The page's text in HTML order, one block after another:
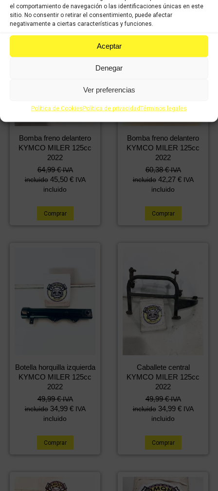
el comportamiento de navegación o las identificaciones únicas en este
sitio. No consentir o retirar el consentimiento, puede afectar
negativamente a ciertas características y funciones.
Aceptar
Denegar
Ver preferencias
Política de CookiesPolítica de privacidadTérminos legales
Bomba freno delantero
KYMCO MILER 125cc
2022
64,99€ IVA
incluido 45,50 € IVA
incluido
Comprar
Bomba freno delantero
KYMCO MILER 125cc
2022
60,38€ IVA
incluido 42,27 € IVA
incluido
Comprar
Botella horquilla izquierda
KYMCO MILER 125cc
2022
49,99€ IVA
incluido 34,99 € IVA
incluido
Comprar
Caballete central
KYMCO MILER 125cc
2022
49,99€ IVA
incluido 34,99 € IVA
incluido
Comprar